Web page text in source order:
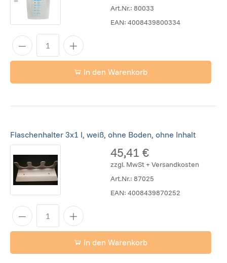
Art.Nr.:80033
EAN:4008439800334
In den Warenkorb
Flaschenhalter 3x1 l, weiß, ohne Boden, ohne Inhalt
45,41 €
zzgl. MwSt + Versandkosten
Art.Nr.:87025
EAN:4008439870252
In den Warenkorb